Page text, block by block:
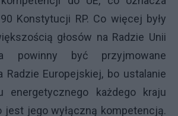
Konstytucji RP. Co więcej były
głosów na Radzie Unii
powinny być przyjmowane
Radzie Europejskiej, bo ustalanie
energetycznego każdego kraju
jest jego wyłączną kompetencją.